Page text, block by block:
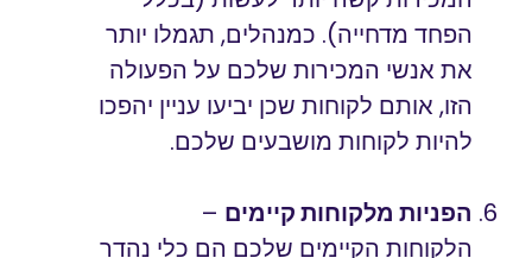
הפחד מדחייה). כמנהלים, תגמלו יותר
את אנשי המכירות שלכם על הפעולה
הזו, אותם לקוחות שכן יביעו עניין יהפכו
להיות לקוחות מושבעים שלכם.
הפניות מלקוחות קיימים –
הלקוחות הקיימים שלכם הם כלי נהדר